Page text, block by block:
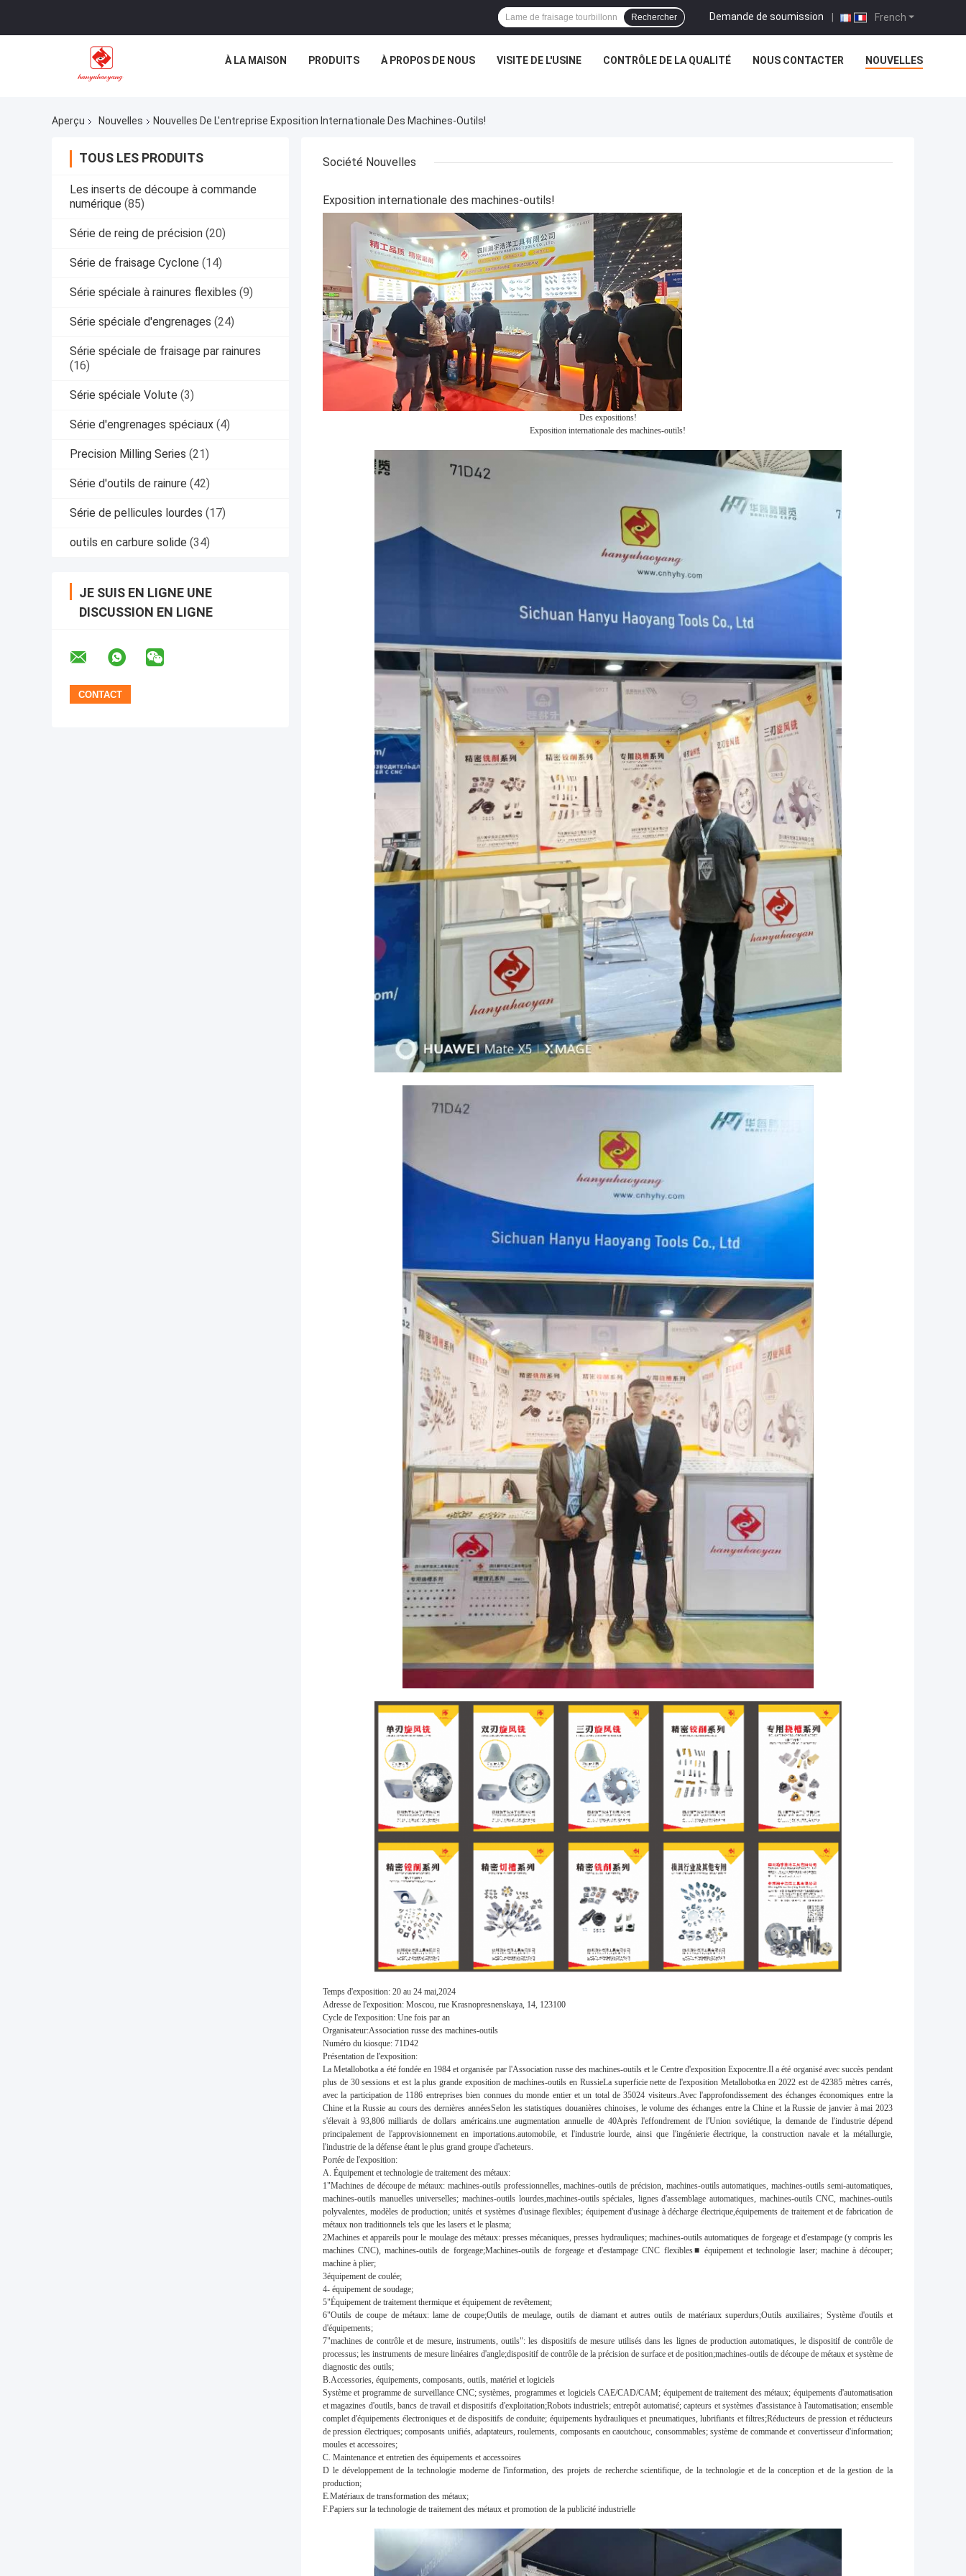
French
Demande de soumission |
Rechercher
À LA MAISON PRODUITS À PROPOS DE NOUS VISITE DE L'USINE CONTRÔLE DE LA QUALITÉ NOUS CONTACTER NOUVELLES
Aperçu Nouvelles Nouvelles De L'entreprise Exposition Internationale Des Machines-Outils!
TOUS LES PRODUITS
Les inserts de découpe à commande
numérique (85)
Série de reing de précision (20)
Série de fraisage Cyclone (14)
Série spéciale à rainures flexibles (9)
Série spéciale d'engrenages (24)
Série spéciale de fraisage par rainures
(16)
Série spéciale Volute (3)
Série d'engrenages spéciaux (4)
Precision Milling Series (21)
Série d'outils de rainure (42)
Série de pellicules lourdes (17)
outils en carbure solide (34)
JE SUIS EN LIGNE UNE
DISCUSSION EN LIGNE
Société Nouvelles
Exposition internationale des machines-outils!
Des expositions!
Exposition internationale des machines-outils!
Temps d'exposition: 20 au 24 mai,2024
Adresse de l'exposition: Moscou, rue Krasnopresnenskaya, 14, 123100
Cycle de l'exposition: Une fois par an
Organisateur:Association russe des machines-outils
Numéro du kiosque: 71D42
Présentation de l'exposition:
La Metallobotka a été fondée en 1984 et organisée par l'Association russe des machines-outils et le Centre d'exposition Expocentre.Il a été organisé avec succès pendant
plus de 30 sessions et est la plus grande exposition de machines-outils en RussieLa superficie nette de l'exposition Metallobotka en 2022 est de 42385 mètres carrés,
avec la participation de 1186 entreprises bien connues du monde entier et un total de 35024 visiteurs.Avec l'approfondissement des échanges économiques entre la
Chine et la Russie au cours des dernières annéesSelon les statistiques douanières chinoises, le volume des échanges entre la Chine et la Russie de janvier à mai 2023
s'élevait à 93,806 milliards de dollars américains.une augmentation annuelle de 40Après l'effondrement de l'Union soviétique, la demande de l'industrie dépend
principalement de l'approvisionnement en importations.automobile, et l'industrie lourde, ainsi que l'ingénierie électrique, la construction navale et la métallurgie,
l'industrie de la défense étant le plus grand groupe d'acheteurs.
Portée de l'exposition:
A. Équipement et technologie de traitement des métaux:
1"Machines de découpe de métaux: machines-outils professionnelles, machines-outils de précision, machines-outils automatiques, machines-outils semi-automatiques,
machines-outils manuelles universelles; machines-outils lourdes,machines-outils spéciales, lignes d'assemblage automatiques, machines-outils CNC, machines-outils
polyvalentes, modèles de production; unités et systèmes d'usinage flexibles; équipement d'usinage à décharge électrique,équipements de traitement et de fabrication de
métaux non traditionnels tels que les lasers et le plasma;
2Machines et appareils pour le moulage des métaux: presses mécaniques, presses hydrauliques; machines-outils automatiques de forgeage et d'estampage (y compris les
machines CNC), machines-outils de forgeage;Machines-outils de forgeage et d'estampage CNC flexibles■ équipement et technologie laser; machine à découper;
machine à plier;
3équipement de coulée;
4- équipement de soudage;
5"Équipement de traitement thermique et équipement de revêtement;
6"Outils de coupe de métaux: lame de coupe;Outils de meulage, outils de diamant et autres outils de matériaux superdurs;Outils auxiliaires; Système d'outils et
d'équipements;
7"machines de contrôle et de mesure, instruments, outils": les dispositifs de mesure utilisés dans les lignes de production automatiques, le dispositif de contrôle de
processus; les instruments de mesure linéaires d'angle;dispositif de contrôle de la précision de surface et de position;machines-outils de découpe de métaux et système de
diagnostic des outils;
B.Accessories, équipements, composants, outils, matériel et logiciels
Système et programme de surveillance CNC; systèmes, programmes et logiciels CAE/CAD/CAM; équipement de traitement des métaux; équipements d'automatisation
et magazines d'outils, bancs de travail et dispositifs d'exploitation;Robots industriels; entrepôt automatisé; capteurs et systèmes d'assistance à l'automatisation; ensemble
complet d'équipements électroniques et de dispositifs de conduite; équipements hydrauliques et pneumatiques, lubrifiants et filtres;Réducteurs de pression et réducteurs
de pression électriques; composants unifiés, adaptateurs, roulements, composants en caoutchouc, consommables; système de commande et convertisseur d'information;
moules et accessoires;
C. Maintenance et entretien des équipements et accessoires
D le développement de la technologie moderne de l'information, des projets de recherche scientifique, de la technologie et de la conception et de la gestion de la
production;
E.Matériaux de transformation des métaux;
F.Papiers sur la technologie de traitement des métaux et promotion de la publicité industrielle